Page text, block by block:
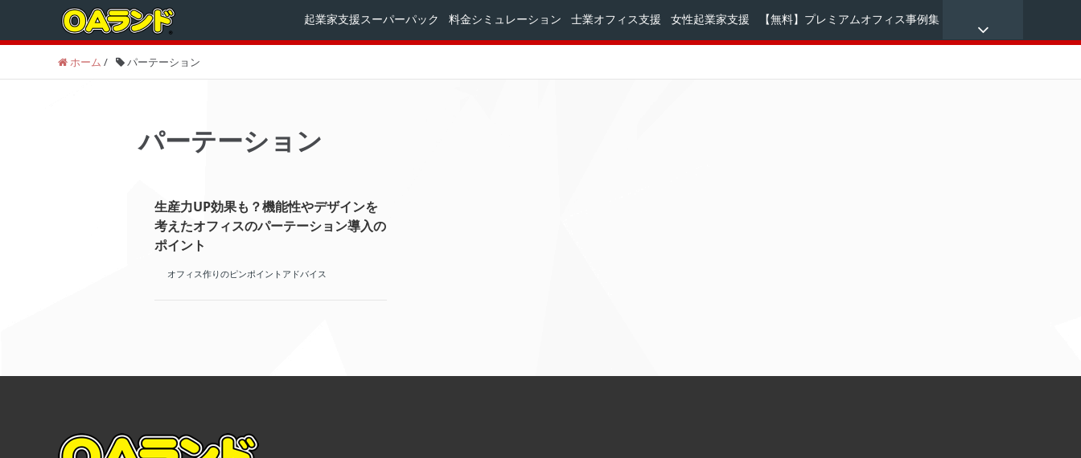
起業家支援スーパーパック 料金シミュレーション 士業オフィス支援 女性起業家支援 【無料】プレミアムオフィス事例集
ホーム / パーテーション
パーテーション
生産力UP効果も？機能性やデザインを
考えたオフィスのパーテーション導入の
ポイント
オフィス作りのピンポイントアドバイス